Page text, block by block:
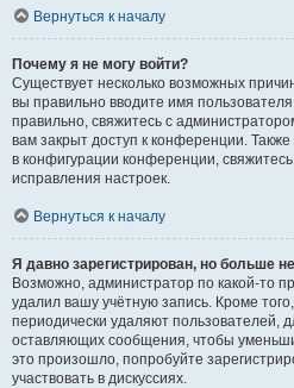
Вернуться к началу
Почему я не могу войти?
Существует несколько возможных
вы правильно вводите имя
правильно, свяжитесь с
вам закрыт доступ к конференции.
в конфигурации конференции,
исправления настроек.
Вернуться к началу
Я давно зарегистрирован, но больше
Возможно, администратор по какой-то
удалил вашу учётную запись. Кроме
периодически удаляют пользователей,
оставляющих сообщения, чтобы
это произошло, попробуйте
участвовать в дискуссиях.